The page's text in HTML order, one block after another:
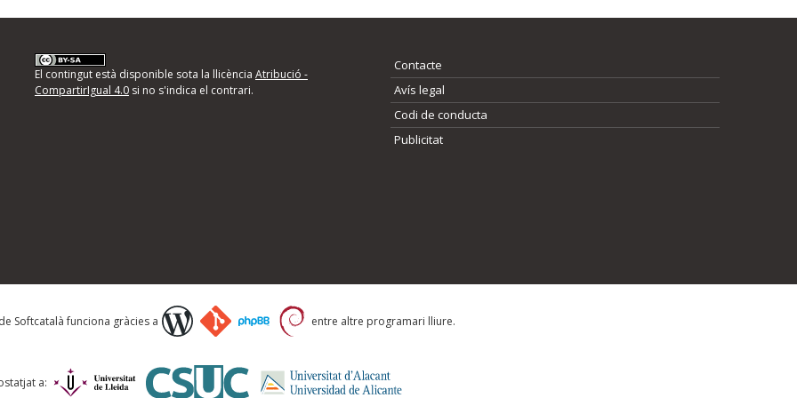
d'errors
següents i descriviu quina és la millora que
El contingut està disponible sota la llicència Atribució -
CompartirIgual 4.0si no s'indica el contrari.
Contacte
Avís legal
Codi de conducta
Publicitat
Softcatalà funciona gràcies a entre altre programari lliure.
a: